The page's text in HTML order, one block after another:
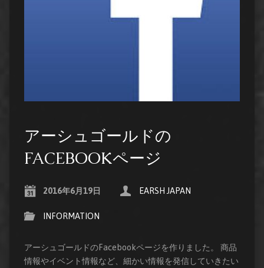
アーシュゴールドの
FACEBOOKページ
2016年6月19日 EARSH JAPAN
INFORMATION
アーシュゴールドのFacebookページを作りました。 商品
情報やイベント情報など、細かい情報を発信していきたい